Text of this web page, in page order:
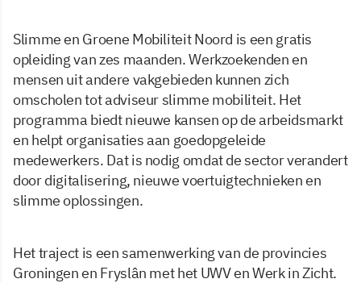
Slimme en Groene Mobiliteit Noord is een gratis
opleiding van zes maanden. Werkzoekenden en
mensen uit andere vakgebieden kunnen zich
omscholen tot adviseur slimme mobiliteit. Het
programma biedt nieuwe kansen op de arbeidsmarkt
en helpt organisaties aan goedopgeleide
medewerkers. Dat is nodig omdat de sector verandert
door digitalisering, nieuwe voertuigtechnieken en
slimme oplossingen.
Het traject is een samenwerking van de provincies
Groningen en Fryslân met het UWV en Werk in Zicht.